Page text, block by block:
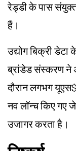
रेड्डी के पास
हैं।
उद्योग बिक्री
ब्रांडेड संस्करण ने
दौरान लगभग
नव लॉन्च किए गए
उजागर करता है।